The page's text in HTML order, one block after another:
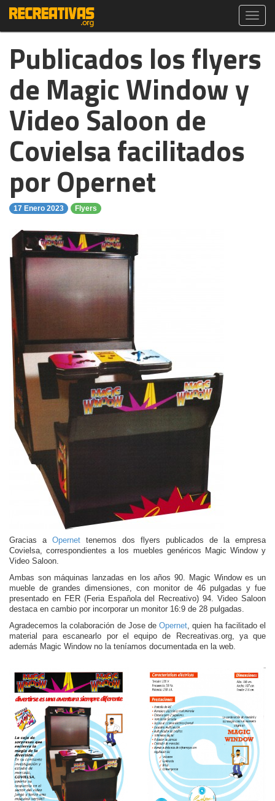
Publicados los flyers
de Magic Window y
Video Saloon de
Covielsa facilitados
por Opernet
17 Enero 2023 Flyers
Gracias a Opernet tenemos dos flyers publicados de la empresa
Covielsa, correspondientes a los muebles genéricos Magic Window y
Video Saloon.
Ambas son máquinas lanzadas en los años 90. Magic Window es un
mueble de grandes dimensiones, con monitor de 46 pulgadas y fue
presentado en FER (Feria Española del Recreativo) 94. Video Saloon
destaca en cambio por incorporar un monitor 16:9 de 28 pulgadas.
Agradecemos la colaboración de Jose deOpernet, quien ha facilitado el
material para escanearlo por el equipo de Recreativas.org, ya que
además Magic Window no la teníamos documentada en la web.